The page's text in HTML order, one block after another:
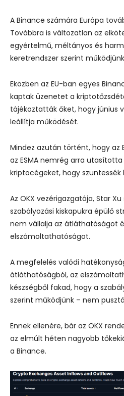
A Binance számára Európa
Továbbra is változatlan az
egyértelmű, méltányos és
keretrendszer szerint
Eközben az EU-ban egyes
kaptak üzenetet a
tájékoztatták őket, hogy június
leállítja működését.
Mindez azután történt, hogy az
az ESMA nemrég arra
kriptocégeket, hogy
Az OKX vezérigazgatója, Star
szabályozási kiskapukra épülő
nem vállalja az átláthatóságot
elszámoltathatóságot.
A megfelelés valódi
átláthatóságból, az
készségből fakad, hogy a
szerint működjünk – nem
Ennek ellenére, bár az OKX
az elmúlt héten nagyobb
a Binance.